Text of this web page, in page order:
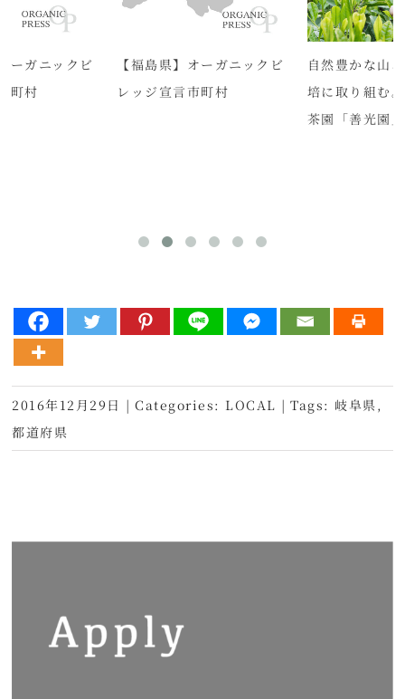
ーガニックビ
町村
【福島県】オーガニックビ
レッジ宣言市町村
自然豊かな山
培に取り組む
茶園「善光園」
2016年12月29日 | Categories: LOCAL | Tags: 岐阜県 ,
都道府県